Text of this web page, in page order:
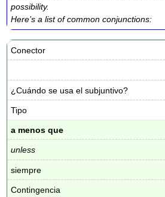
possibility.
Here’s a list of common conjunctions:
Conector
¿Cuándo se usa el subjuntivo?
Tipo
a menos que
unless
siempre
Contingencia